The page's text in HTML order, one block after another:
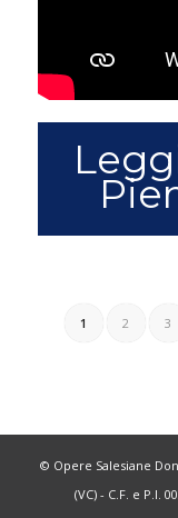
1 2 3
© Opere Salesiane Don
(VC) - C.F. e P.I.